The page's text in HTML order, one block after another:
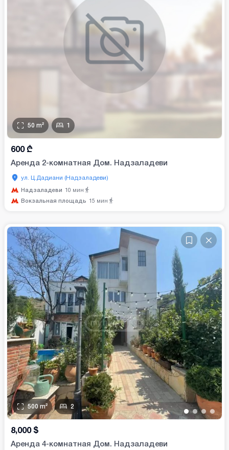
50 m² 1
600 ₾
Аренда 2-комнатная Дом. Надзаладеви
ул. Ц.Дадиани (Надзаладеви)
Надзаладеви 10 мин
Вокзальная площадь 15 мин
••••
500 m² 2
8,000 $
Аренда 4-комнатная Дом. Надзаладеви